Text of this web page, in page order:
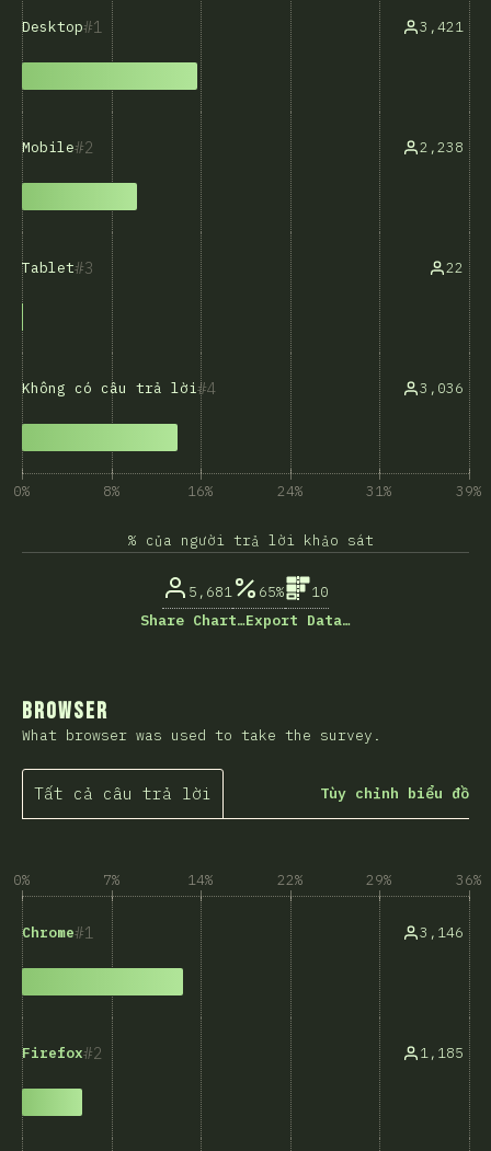
1
Desktop 3,421
2
Mobile 2,238
3
Tablet 22
4
Không có câu trả lời 3,036
0% 8% 16% 24% 31% 39%
% của người trả lời khảo sát
5,681 65%
10
Share Chart…Export Data…
Browser
What browser was used to take the survey.
Tất cả câu trả lời Tùy chỉnh biểu đồ
0% 7% 14% 22% 29% 36%
1
Chrome 3,146
2
Firefox 1,185